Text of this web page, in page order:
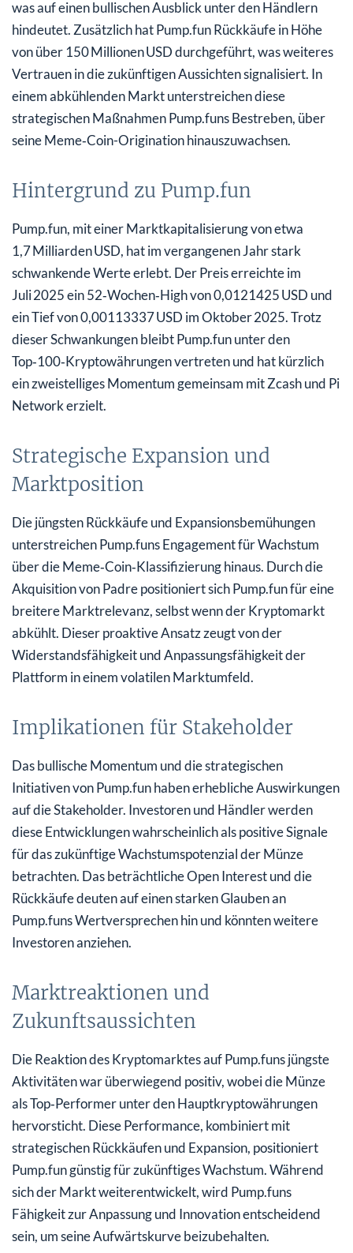
was auf einen bullischen Ausblick unter den Händlern
hindeutet. Zusätzlich hat Pump.fun Rückkäufe in Höhe
von über 150 Millionen USD durchgeführt, was weiteres
Vertrauen in die zukünftigen Aussichten signalisiert. In
einem abkühlenden Markt unterstreichen diese
strategischen Maßnahmen Pump.funs Bestreben, über
seine Meme‑Coin-Origination hinauszuwachsen.
Hintergrund zu Pump.fun
Pump.fun, mit einer Marktkapitalisierung von etwa
1,7 Milliarden USD, hat im vergangenen Jahr stark
schwankende Werte erlebt. Der Preis erreichte im
Juli 2025 ein 52‑Wochen‑High von 0,0121425 USD und
ein Tief von 0,00113337 USD im Oktober 2025. Trotz
dieser Schwankungen bleibt Pump.fun unter den
Top‑100‑Kryptowährungen vertreten und hat kürzlich
ein zweistelliges Momentum gemeinsam mit Zcash und Pi
Network erzielt.
Strategische Expansion und
Marktposition
Die jüngsten Rückkäufe und Expansionsbemühungen
unterstreichen Pump.funs Engagement für Wachstum
über die Meme‑Coin‑Klassifizierung hinaus. Durch die
Akquisition von Padre positioniert sich Pump.fun für eine
breitere Marktrelevanz, selbst wenn der Kryptomarkt
abkühlt. Dieser proaktive Ansatz zeugt von der
Widerstandsfähigkeit und Anpassungsfähigkeit der
Plattform in einem volatilen Marktumfeld.
Implikationen für Stakeholder
Das bullische Momentum und die strategischen
Initiativen von Pump.fun haben erhebliche Auswirkungen
auf die Stakeholder. Investoren und Händler werden
diese Entwicklungen wahrscheinlich als positive Signale
für das zukünftige Wachstumspotenzial der Münze
betrachten. Das beträchtliche Open Interest und die
Rückkäufe deuten auf einen starken Glauben an
Pump.funs Wertversprechen hin und könnten weitere
Investoren anziehen.
Marktreaktionen und
Zukunftsaussichten
Die Reaktion des Kryptomarktes auf Pump.funs jüngste
Aktivitäten war überwiegend positiv, wobei die Münze
als Top‑Performer unter den Hauptkryptowährungen
hervorsticht. Diese Performance, kombiniert mit
strategischen Rückkäufen und Expansion, positioniert
Pump.fun günstig für zukünftiges Wachstum. Während
sich der Markt weiterentwickelt, wird Pump.funs
Fähigkeit zur Anpassung und Innovation entscheidend
sein, um seine Aufwärtskurve beizubehalten.